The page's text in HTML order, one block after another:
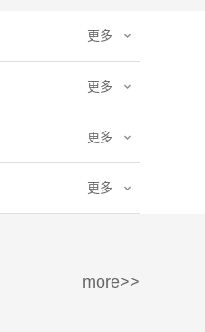
更多
更多
更多
更多
more>>